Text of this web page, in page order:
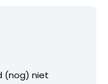
(nog) niet